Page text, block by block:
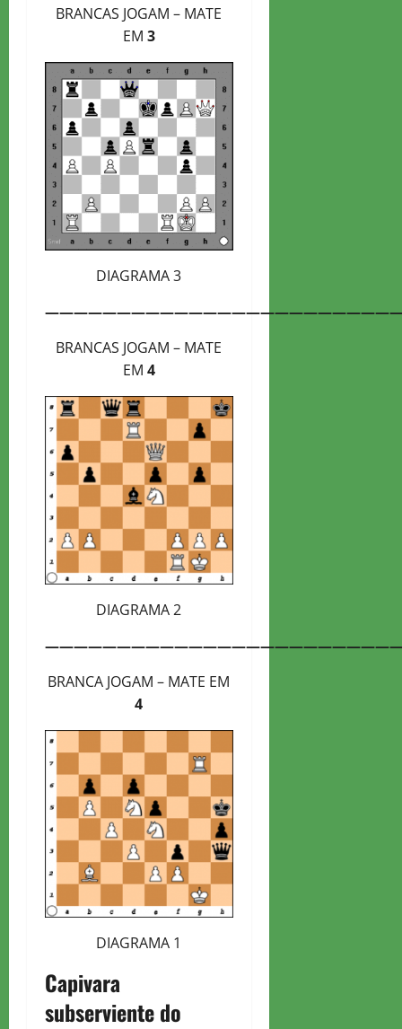
BRANCAS JOGAM – MATE
EM 3
DIAGRAMA 3
BRANCAS JOGAM – MATE
EM 4
DIAGRAMA 2
BRANCA JOGAM – MATE EM
4
DIAGRAMA 1
Capivara
subserviente do